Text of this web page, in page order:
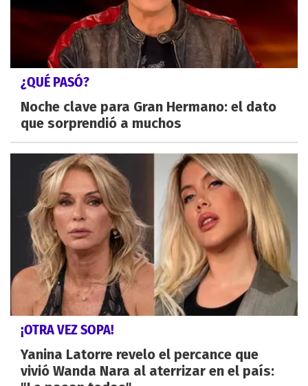
¿QUÉ PASÓ?
Noche clave para Gran Hermano: el dato
que sorprendió a muchos
¡OTRA VEZ SOPA!
Yanina Latorre revelo el percance que
vivió Wanda Nara al aterrizar en el país: